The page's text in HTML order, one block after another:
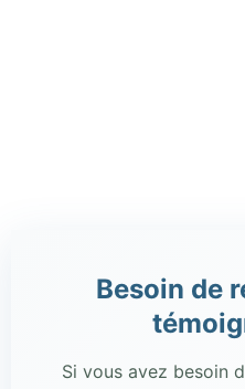
Besoin de
Si vous avez besoin